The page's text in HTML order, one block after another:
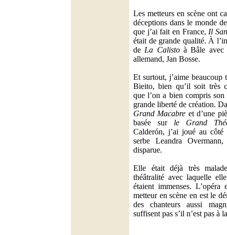
Les metteurs en scène ont
déceptions dans le monde
que j’ai fait en France, Il
était de grande qualité. À
de La Calistoà Bâle avec
allemand, Jan Bosse.
Et surtout, j’aime
Bieito, bien qu’il soit très
que l’on a bien compris
grande liberté de création.
Grand Macabre et d’une
basée sur le Grand
Calderón, j’ai joué au côté
serbe Leandra
disparue.
Elle était déjà très
théâtralité avec laquelle
étaient immenses.
metteur en scène en est le
des chanteurs aussi
suffisent pas s’il n’est pas à